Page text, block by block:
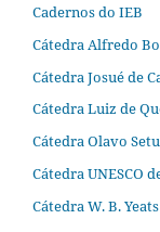
Cadernos do IEB
Cátedra Alfredo
Cátedra Josué de
Cátedra Luiz de
Cátedra Olavo
Cátedra UNESCO
Cátedra W. B.